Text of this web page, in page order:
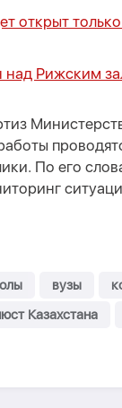
открыт
над Рижским
По его
вузы
Казахстана